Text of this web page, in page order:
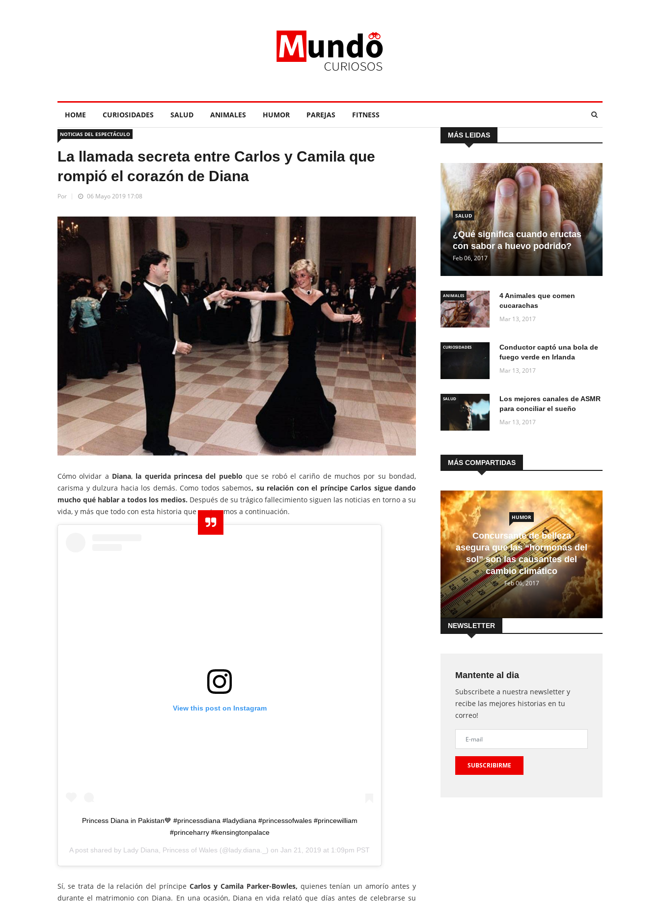
HOME CURIOSIDADES SALUD ANIMALES HUMOR PAREJAS FITNESS
NOTICIAS DEL ESPECTÁCULO
La llamada secreta entre Carlos y Camila que
rompió el corazón de Diana
Por 06 Mayo 2019 17:08
Cómo olvidar a Diana, la querida princesa del pueblo que se robó el cariño de muchos por su bondad,
carisma y dulzura hacia los demás. Como todos sabemos, su relación con el príncipe Carlos sigue dando
mucho qué hablar a todos los medios. Después de su trágico fallecimiento siguen las noticias en torno a su
vida, y más que todo con esta historia que contaremos a continuación.
View this post on Instagram
Princess Diana in Pakistan💙 #princessdiana #ladydiana #princessofwales #princewilliam
#princeharry #kensingtonpalace
A post shared by Lady Diana, Princess of Wales (@lady.diana._) on Jan 21, 2019 at 1:09pm PST
Sí, se trata de la relación del príncipeCarlos y Camila Parker-Bowles, quienes tenían un amorío antes y
durante el matrimonio con Diana. En una ocasión, Diana en vida relató que días antes de celebrarse su
MÁS LEIDAS
SALUD
¿Qué significa cuando eructas
con sabor a huevo podrido?
Feb 06, 2017
ANIMALES
4 Animales que comen
cucarachas
Mar 13, 2017
CURIOSIDADES
Conductor captó una bola de
fuego verde en Irlanda
Mar 13, 2017
SALUD
Los mejores canales de ASMR
para conciliar el sueño
Mar 13, 2017
MÁS COMPARTIDAS
HUMOR
Concursante de belleza
asegura que las “hormonas del
sol” son las causantes del
cambio climático
Feb 06, 2017
NEWSLETTER
Mantente al dia
Subscribete a nuestra newsletter y
recibe las mejores historias en tu
correo!
SUBSCRIBIRME